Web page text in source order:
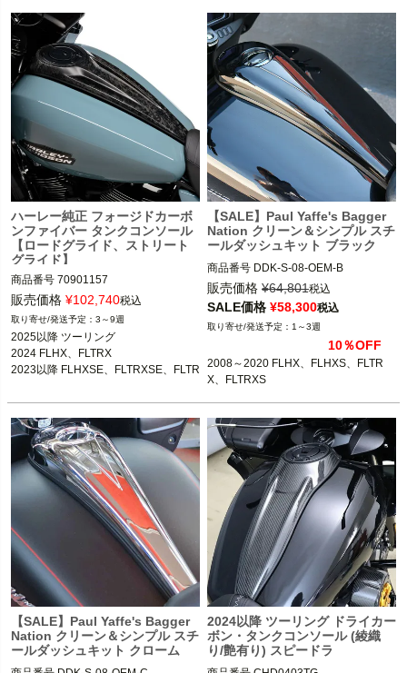
ハーレー純正 フォージドカーボ
ンファイバー タンクコンソール
【ロードグライド、ストリート
グライド】
商品番号 70901157
販売価格 ¥102,740税込
3～9週
2025以降 ツーリング
2024 FLHX、FLTRX
2023以降 FLHXSE、FLTRXSE、FLTR
【SALE】Paul Yaffe's Bagger
Nation クリーン＆シンプル スチ
ールダッシュキット ブラック
商品番号 DDK-S-08-OEM-B
2008～2020 FLHX、FLHXS、FLTR
X、FLTRXS
販売価格 ¥64,801税込
SALE価格 ¥58,300税込
1～3週
10％OFF
2008～2020 FLHX、FLHXS、FLTR
X、FLTRXS
【SALE】Paul Yaffe's Bagger
Nation クリーン＆シンプル スチ
ールダッシュキット クローム
2024以降 ツーリング ドライカー
ボン・タンクコンソール (綾織
り/艶有り) スピードラ